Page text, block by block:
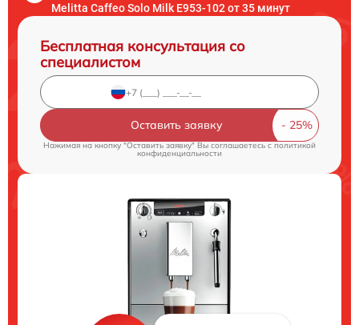
Melitta Caffeo Solo Milk E953-102 от 35 минут
Бесплатная консультация со
специалистом
Оставить заявку
Нажимая на кнопку "Оставить заявку" Вы соглашаетесь cполитикой
конфиденциальности